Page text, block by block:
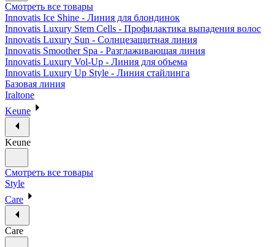
Смотреть все товары
Innovatis Ice Shine - Линия для блондинок
Innovatis Luxury Stem Cells - Профилактика выпадения волос
Innovatis Luxury Sun - Солнцезащитная линия
Innovatis Smoother Spa - Разглаживающая линия
Innovatis Luxury Vol-Up - Линия для объема
Innovatis Luxury Up Style - Линия стайлинга
Базовая линия
Iraltone
Keune
Keune
Смотреть все товары
Style
Care
Care